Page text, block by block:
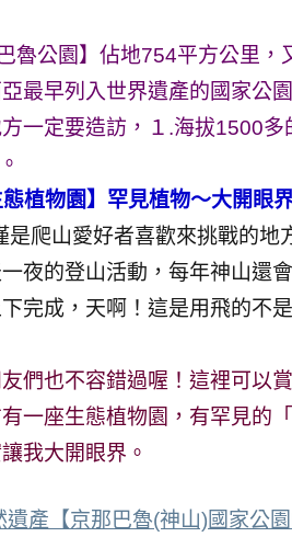
魯公園】佔地754平方公里，
最早列入世界遺產的國家公
一定要造訪，１.海拔1500多
植物園】罕見植物～大開眼
爬山愛好者喜歡來挑戰的地
夜的登山活動，每年神山還
完成，天啊！這是用飛的不
們也不容錯過喔！這裡可以
一座生態植物園，有罕見的
我大開眼界。
產【京那巴魯(神山)國家公